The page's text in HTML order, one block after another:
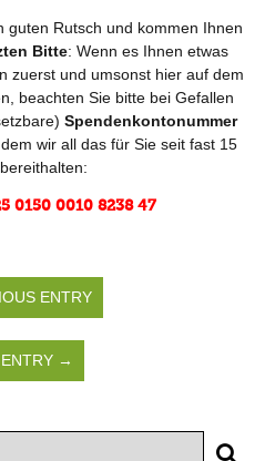
guten Rutsch und kommen Ihnen
Bitte: Wenn es Ihnen etwas
zuerst und umsonst hier auf dem
beachten Sie bitte bei Gefallen
Spendenkontonummer
wir all das für Sie seit fast 15
0150 0010 8238 47
ENTRY
→